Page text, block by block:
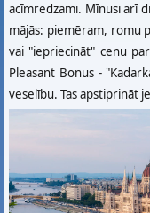
acīmredzami. Mīnusi arī
mājās: piemēram, romu
vai "iepriecināt" cenu
Pleasant Bonus -
veselību. Tas apstiprināt